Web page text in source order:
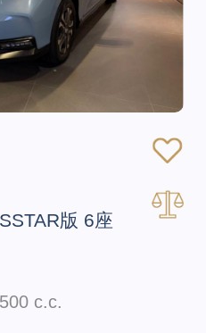
版 6座
c.c.